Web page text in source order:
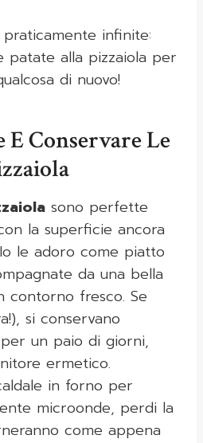
infinite:
patate alla pizzaiola per
di nuovo!
E Conservare Le
sono perfette
la superficie ancora
le adoro come piatto
da una bella
contorno fresco. Se
si conservano
un paio di giorni,
ermetico.
in forno per
microonde, perdi la
come appena